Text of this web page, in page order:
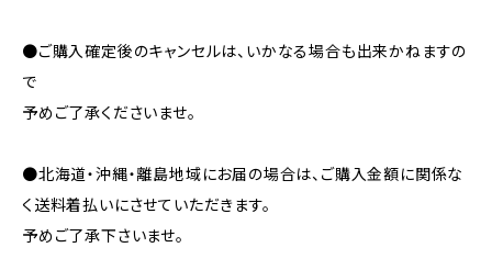
●ご購入確定後のキャンセルは、いかなる場合も出来かねますの
で
予めご了承くださいませ。
●北海道・沖縄・離島地域にお届の場合は、ご購入金額に関係な
く送料着払いにさせていただきます。
予めご了承下さいませ。